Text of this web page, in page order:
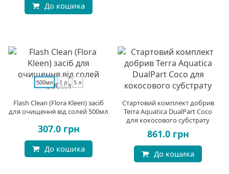
До кошика
500мл 1 л 5 л
Flash Clean (Flora Kleen) засіб
для очищення від солей 500мл
307.0 грн
До кошика
Стартовий комплект добрив
Terra Aquatica DualPart Coco
для кокосового субстрату
861.0 грн
До кошика